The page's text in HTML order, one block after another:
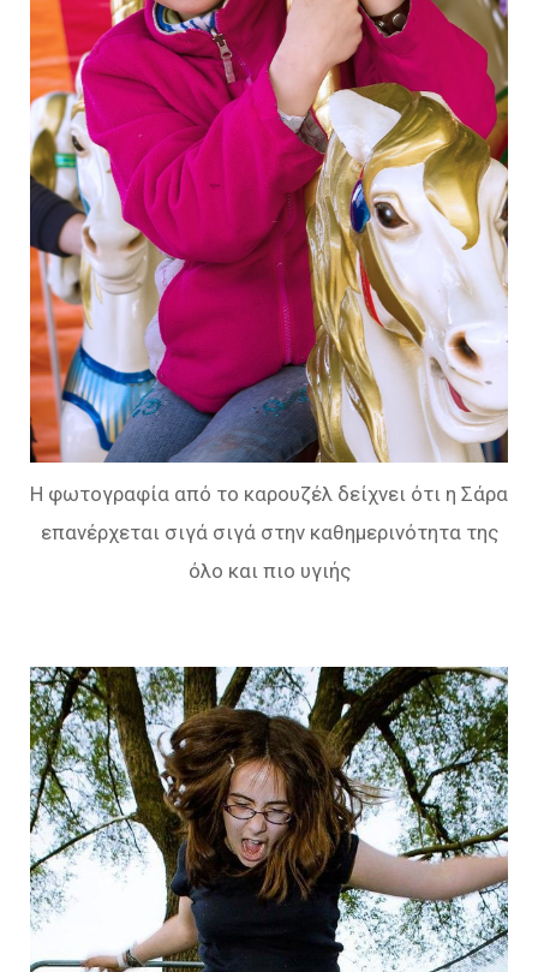
Η φωτογραφία από το καρουζέλ δείχνει ότι η Σάρα
επανέρχεται σιγά σιγά στην καθημερινότητα της
όλο και πιο υγιής